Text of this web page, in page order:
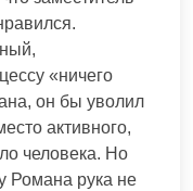
«ничего
он бы уволил
активного,
человека. Но
Романа рука не